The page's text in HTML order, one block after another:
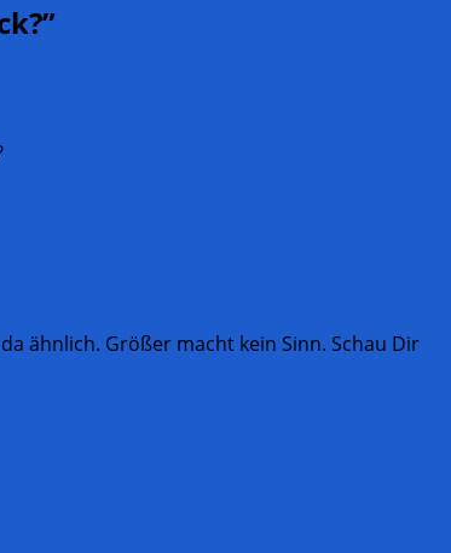
”
ähnlich. Größer macht kein Sinn. Schau Dir